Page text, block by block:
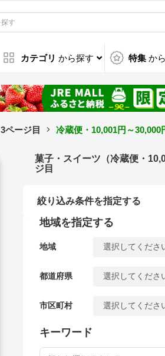
カテゴリ から探す 特集 か
3ページ目 冷蔵便・10,001円～
菓子・スイーツ（冷蔵便・
ジ目
絞り込み条件を指定する
地域を指定する
地域
都道府県
市区町村
キーワード